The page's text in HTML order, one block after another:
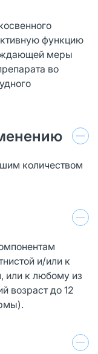
функцию
меры
во
количеством
и/или к
или к любому из
возраст до 12